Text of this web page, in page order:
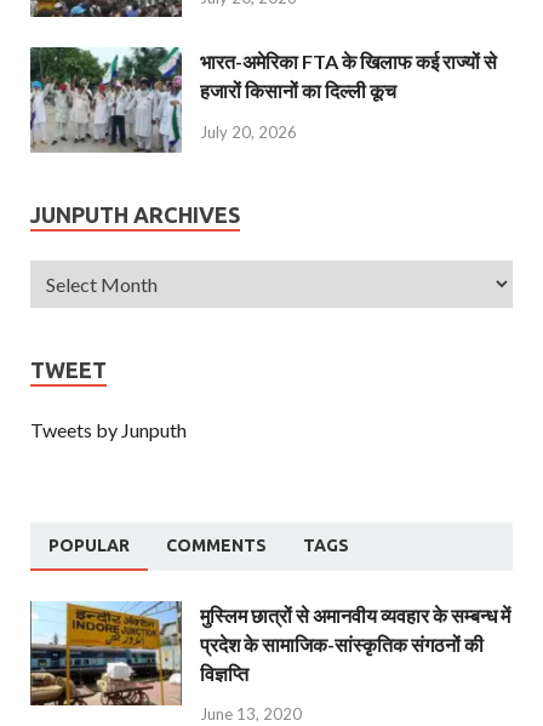
भारत-अमेरिका FTA के खिलाफ कई राज्यों से
हजारों किसानों का दिल्ली कूच
July 20, 2026
JUNPUTH ARCHIVES
TWEET
Tweets by Junputh
POPULAR COMMENTS TAGS
मुस्लिम छात्रों से अमानवीय व्यवहार के सम्बन्ध में
प्रदेश के सामाजिक-सांस्कृतिक संगठनों की
विज्ञप्ति
June 13, 2020